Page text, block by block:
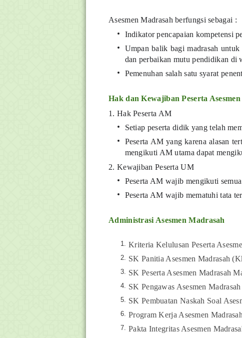
Asesmen Madrasah berfungsi sebagai :
Indikator pencapaian kompetensi
Umpan balik bagi madrasah untuk
dan perbaikan mutu pendidikan di
Pemenuhan salah satu syarat
Hak dan Kewajiban Peserta
1. Hak Peserta AM
Setiap peserta didik yang telah
Peserta AM yang karena alasan
mengikuti AM utama dapat
2. Kewajiban Peserta UM
Peserta AM wajib mengikuti
Peserta AM wajib mematuhi tata
Administrasi Asesmen Madrasah
Kriteria Kelulusan Peserta
SK Panitia Asesmen Madrasah
SK Peserta Asesmen Madrasah
SK Pengawas Asesmen Madrasah
SK Pembuatan Naskah Soal
Program Kerja Asesmen
Pakta Integritas Asesmen